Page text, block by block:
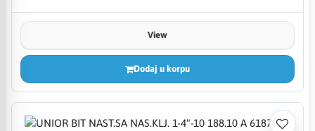
View
Dodaj u korpu